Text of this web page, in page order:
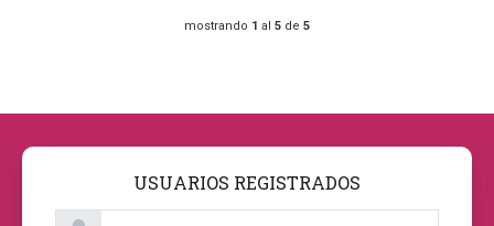
mostrando 1 al 5 de 5
USUARIOS REGISTRADOS